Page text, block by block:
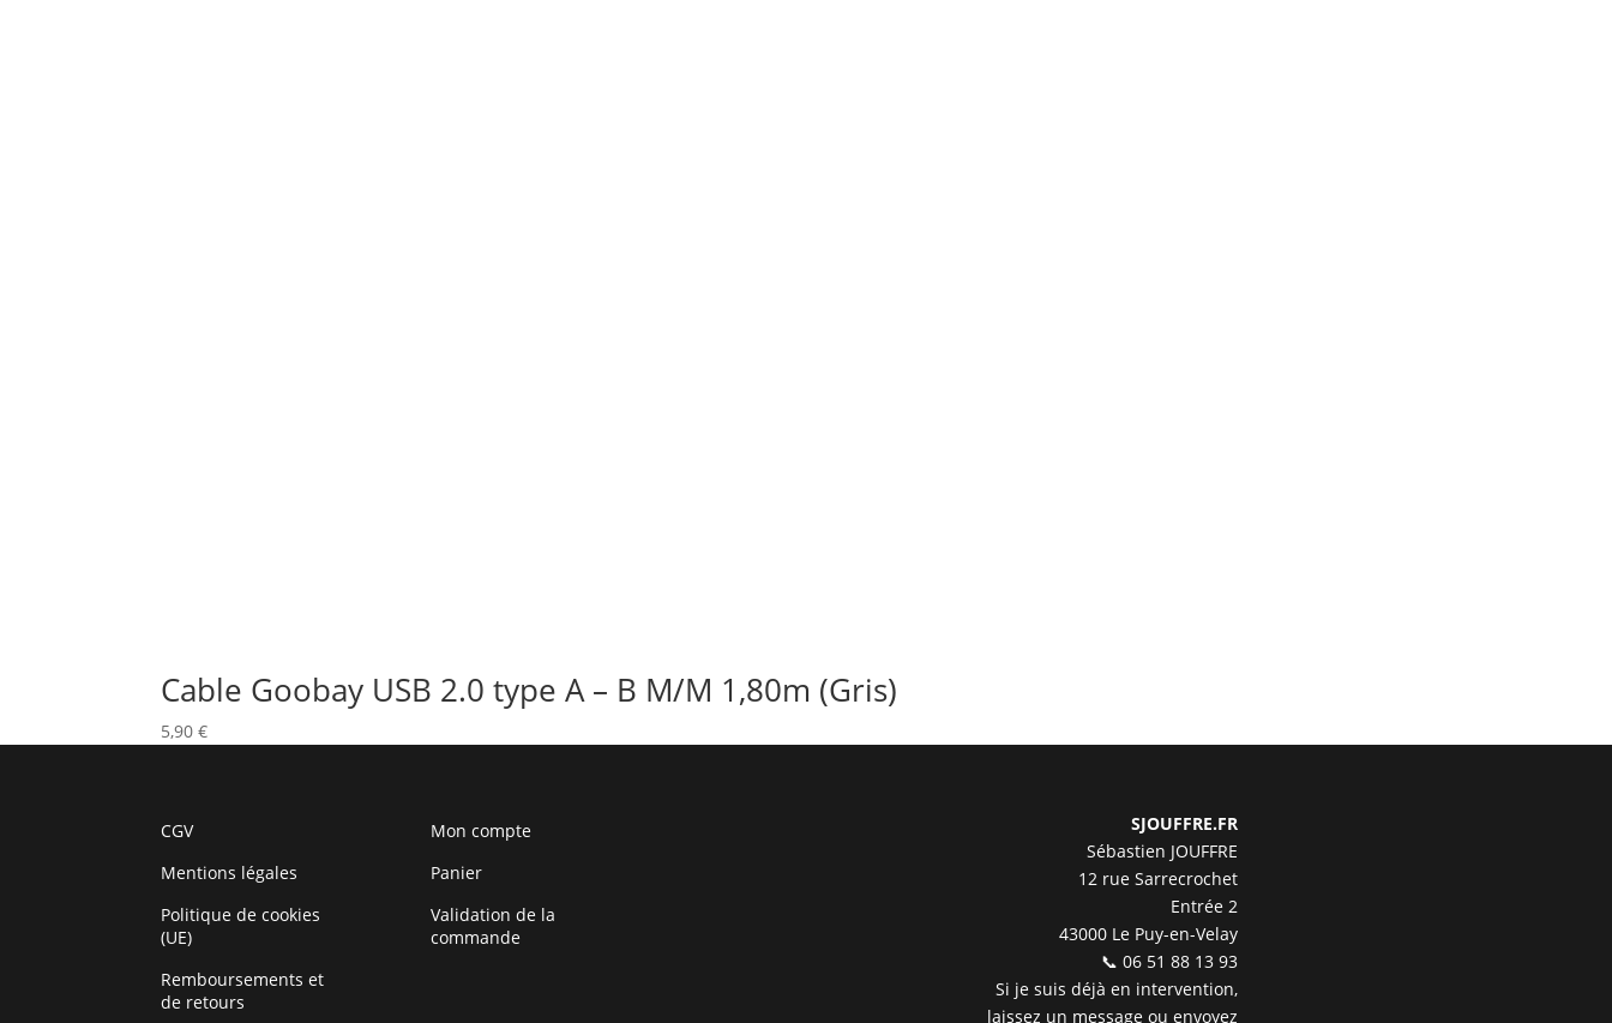
Cable Goobay USB 2.0 type A – B M/M 1,80m (Gris)
5,90€
CGV
Mentions légales
Politique de cookies
(UE)
Remboursements et
de retours
Mon compte
Panier
Validation de la
commande
SJOUFFRE.FR
Sébastien JOUFFRE
12 rue Sarrecrochet
Entrée 2
43000 Le Puy-en-Velay
📞 06 51 88 13 93
Si je suis déjà en intervention,
laissez un message ou envoyez